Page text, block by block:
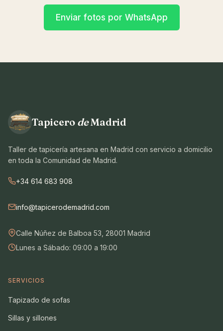
Enviar fotos por WhatsApp
Tapicero deMadrid
Taller de tapicería artesana en Madrid con servicio a domicilio
en toda la Comunidad de Madrid.
+34 614 683 908
info@tapicerodemadrid.com
Calle Núñez de Balboa 53, 28001 Madrid
Lunes a Sábado: 09:00 a 19:00
SERVICIOS
Tapizado de sofas
Sillas y sillones